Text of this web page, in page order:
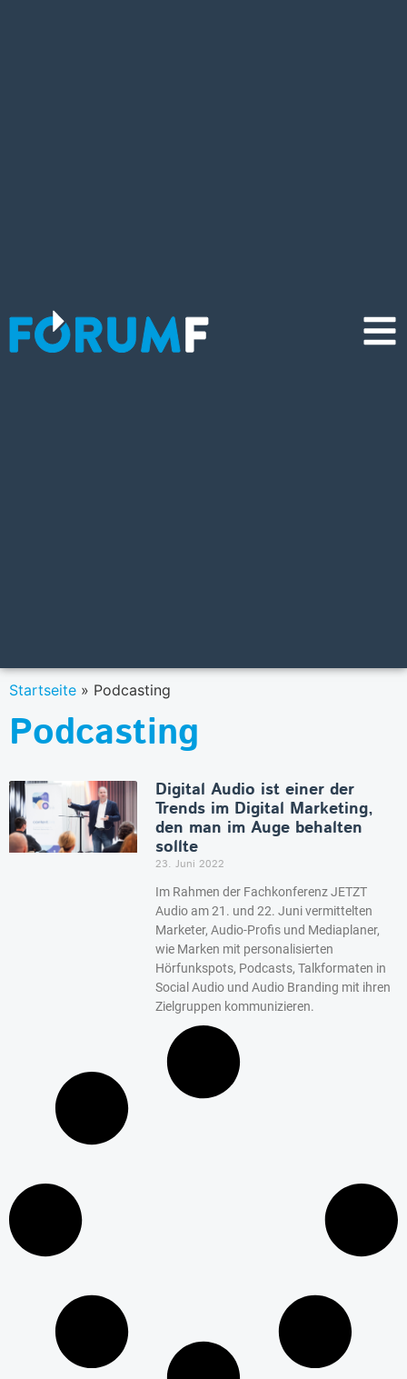
Startseite » Podcasting
Podcasting
Digital Audio ist einer der
Trends im Digital Marketing,
den man im Auge behalten
sollte
23. Juni 2022
Im Rahmen der Fachkonferenz JETZT
Audio am 21. und 22. Juni vermittelten
Marketer, Audio-Profis und Mediaplaner,
wie Marken mit personalisierten
Hörfunkspots, Podcasts, Talkformaten in
Social Audio und Audio Branding mit ihren
Zielgruppen kommunizieren.